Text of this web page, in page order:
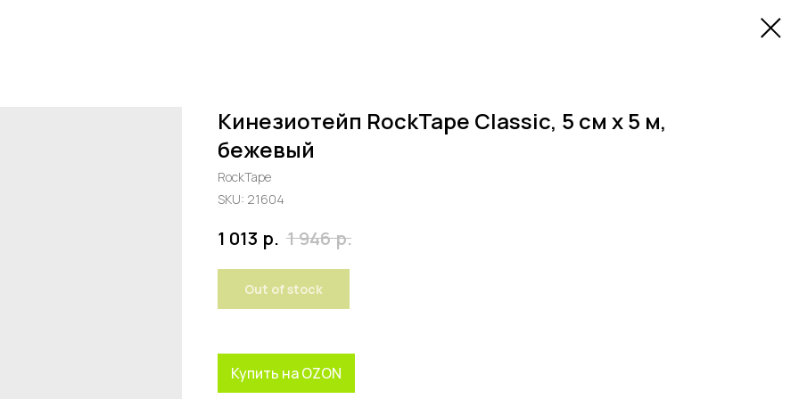
Кинезиотейп RockTape Classic, 5 см х 5 м,
бежевый
RockTape
SKU: 21604
1 013 р. 1 946 р.
Out of stock
Купить на OZON